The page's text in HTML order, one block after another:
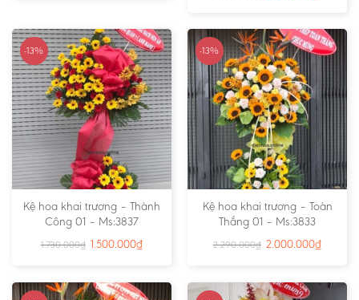
-13%
Kệ hoa khai trương – Thành
Công 01 – Ms:3837
1.730.000₫ 1.500.000₫
-13%
Kệ hoa khai trương – Toàn
Thắng 01 – Ms:3833
2.290.000₫ 2.000.000₫